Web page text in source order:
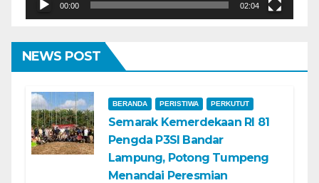
00:00 02:04
NEWS POST
BERANDA PERISTIWA PERKUTUT
Semarak Kemerdekaan RI 81
Pengda P3SI Bandar
Lampung, Potong Tumpeng
Menandai Peresmian